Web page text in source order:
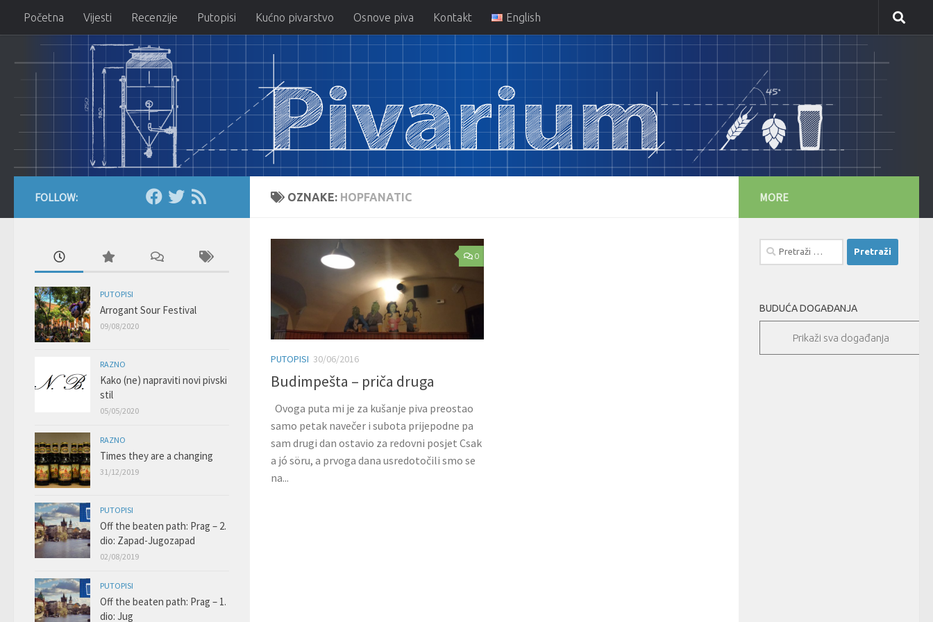
Skip to content
Početna Vijesti Recenzije Putopisi Kućno pivarstvo Osnove piva Kontakt English
OZNAKE: HOPFANATIC
0
PUTOPISI 30/06/2016
Budimpešta – priča druga
Ovoga puta mi je za kušanje piva preostao
samo petak navečer i subota prijepodne pa
sam drugi dan ostavio za redovni posjet Csak
a jó söru, a prvoga dana usredotočili smo se
na...
FOLLOW:
PUTOPISI
Arrogant Sour Festival
09/08/2020
RAZNO
Kako (ne) napraviti novi pivski
stil
05/05/2020
RAZNO
Times they are a changing
31/12/2019
PUTOPISI
Off the beaten path: Prag – 2.
dio: Zapad-Jugozapad
02/08/2019
PUTOPISI
Off the beaten path: Prag – 1.
dio: Jug
MORE
Pretraži:
BUDUĆA DOGAĐANJA
Prikaži sva događanja